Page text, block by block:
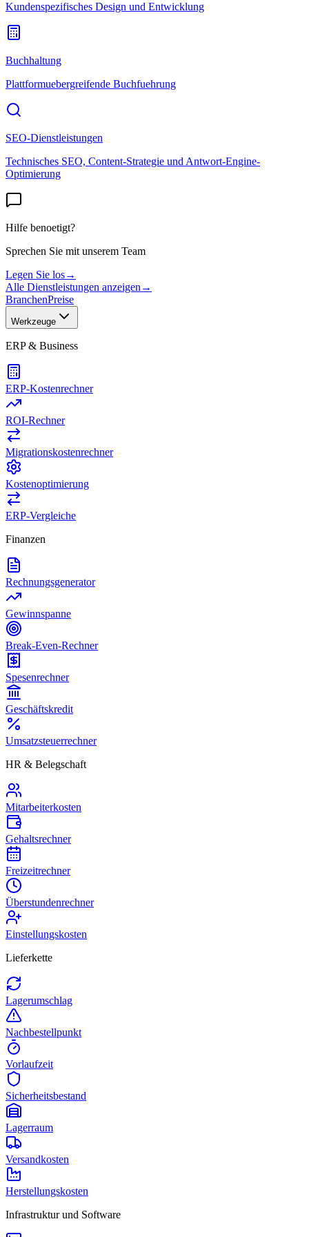
Kundenspezifisches Design und Entwicklung
Buchhaltung
Plattformuebergreifende Buchfuehrung
SEO-Dienstleistungen
Technisches SEO, Content-Strategie und Antwort-Engine-
Optimierung
Hilfe benoetigt?
Sprechen Sie mit unserem Team
Legen Sie los→
Alle Dienstleistungen anzeigen →
BranchenPreise
Werkzeuge
ERP & Business
ERP-Kostenrechner
ROI-Rechner
Migrationskostenrechner
Kostenoptimierung
ERP-Vergleiche
Finanzen
Rechnungsgenerator
Gewinnspanne
Break-Even-Rechner
Spesenrechner
Geschäftskredit
Umsatzsteuerrechner
HR & Belegschaft
Mitarbeiterkosten
Gehaltsrechner
Freizeitrechner
Überstundenrechner
Einstellungskosten
Lieferkette
Lagerumschlag
Nachbestellpunkt
Vorlaufzeit
Sicherheitsbestand
Lagerraum
Versandkosten
Herstellungskosten
Infrastruktur und Software